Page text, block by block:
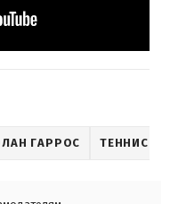
ГАРРОС ТЕННИС